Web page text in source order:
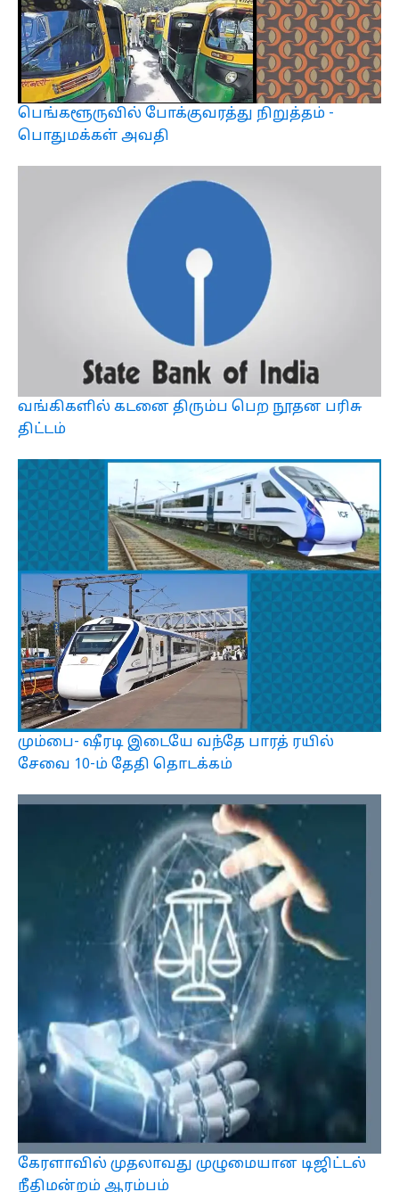
பெங்களூருவில் போக்குவரத்து நிறுத்தம் -
பொதுமக்கள் அவதி
வங்கிகளில் கடனை திரும்ப பெற நூதன பரிசு
திட்டம்
மும்பை- ஷீரடி இடையே வந்தே பாரத் ரயில்
சேவை 10-ம் தேதி தொடக்கம்
கேரளாவில் முதலாவது முழுமையான டிஜிட்டல்
நீதிமன்றம் ஆரம்பம்